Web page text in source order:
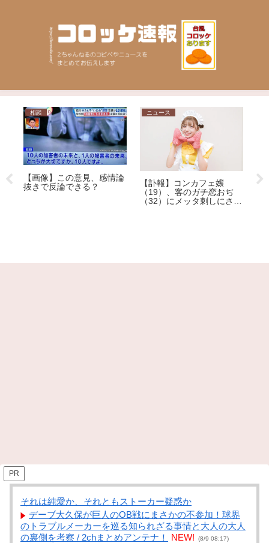
カフェ嬢
ガチ恋おぢ
日常
【結婚】40代以上の男
性、“アレがあった方がモ
PR
それは純愛か、それともストーカー疑惑か
デーブ大久保が巨人のOB戦にまさかの不参加！球界
のトラブルメーカーを巡る知られざる事情と大人の大人
の裏側を考察 / 2chまとめアンテナ！
NEW! (8/9 08:17)